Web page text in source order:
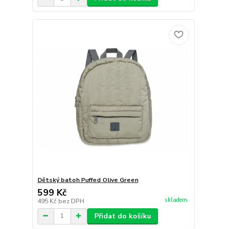
Dětský batoh Puffed Olive Green
599 Kč
495 Kč bez DPH skladem
Přidat do košíku